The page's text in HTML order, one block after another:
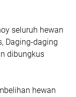
seluruh hewan
Daging-daging
dibungkus
hewan